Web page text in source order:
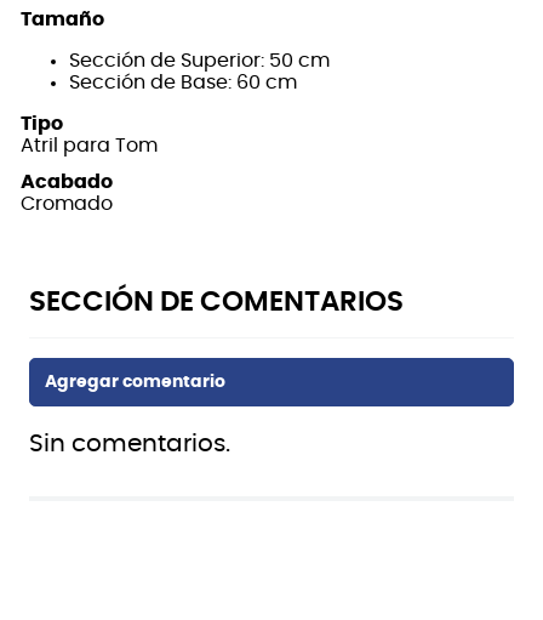
Tamaño
Sección de Superior: 50 cm
Sección de Base: 60 cm
Tipo
Atril para Tom
Acabado
Cromado
Sin comentarios.